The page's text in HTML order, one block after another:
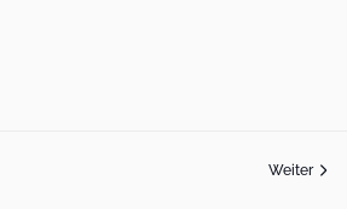
Weiter